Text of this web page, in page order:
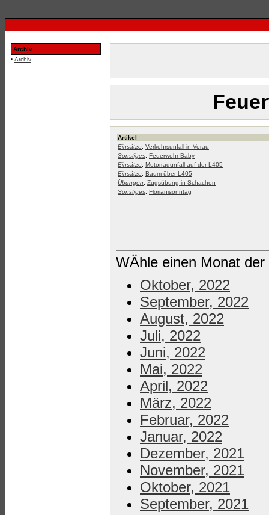
Archiv
· Archiv
Artikel
Einsätze: Verkehrsunfall in Vorau
Sonstiges: Feuerwehr-Baby
Einsätze: Motorradunfall auf der L405
Einsätze: Baum über L405
Übungen: Zugsübung in Schachen
Sonstiges: Florianisonntag
WÄhle einen Monat
Oktober, 2022
September, 2022
August, 2022
Juli, 2022
Juni, 2022
Mai, 2022
April, 2022
März, 2022
Februar, 2022
Januar, 2022
Dezember, 2021
November, 2021
Oktober, 2021
September, 2021